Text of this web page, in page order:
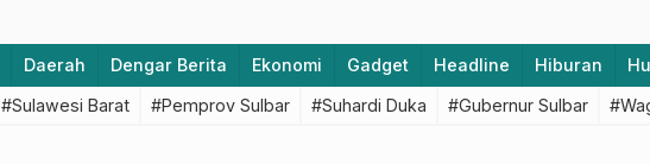
Daerah Dengar Berita Ekonomi Gadget Headline Hiburan
#Sulawesi Barat #Pemprov Sulbar #Suhardi Duka #Gubernur Sulbar